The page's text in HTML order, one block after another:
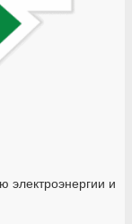
электроэнергии и